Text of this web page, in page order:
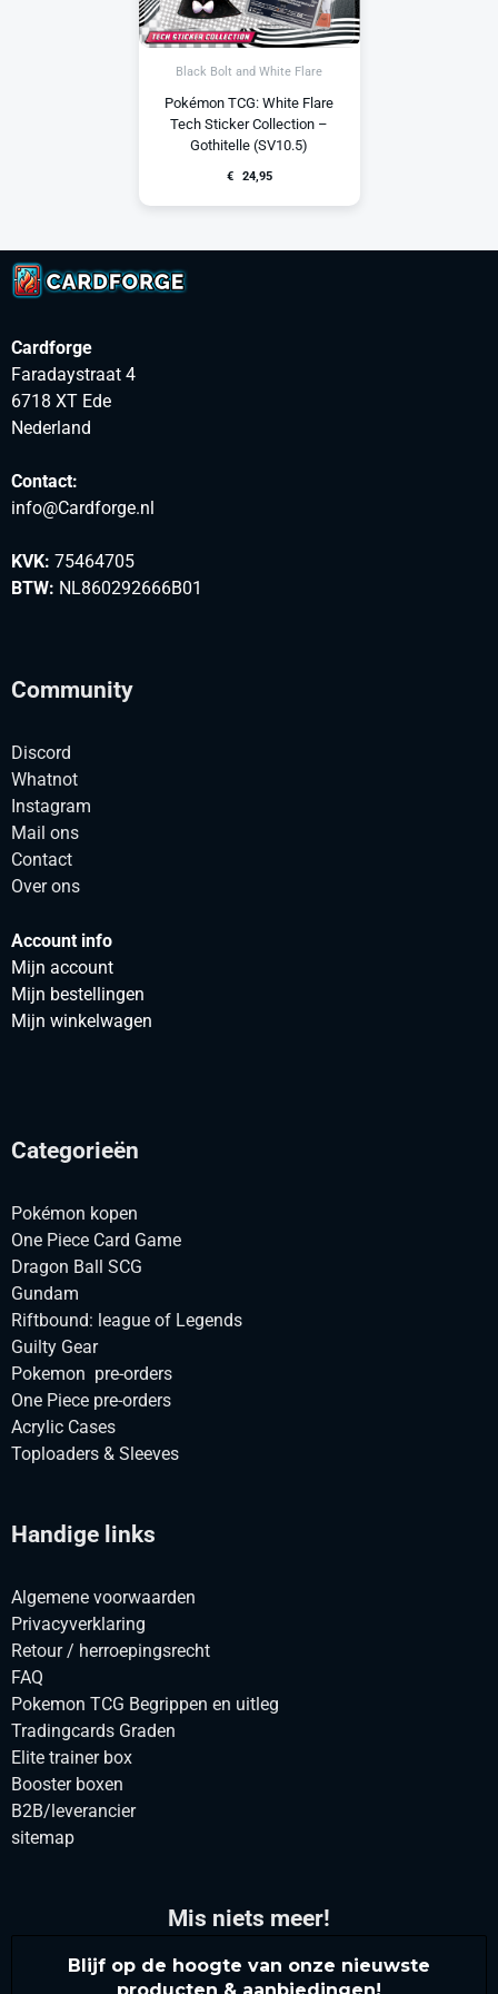
Black Bolt and White Flare
Pokémon TCG: White Flare
Tech Sticker Collection –
Gothitelle (SV10.5)
€ 24,95
Cardforge
Faradaystraat 4
6718 XT Ede
Nederland
Contact:
info@Cardforge.nl
KVK: 75464705
BTW: NL860292666B01
Community
Discord
Whatnot
Instagram
Mail ons
Contact
Over ons
Account info
Mijn account
Mijn bestellingen
Mijn winkelwagen
Categorieën
Pokémon kopen
One Piece Card Game
Dragon Ball SCG
Gundam
Riftbound: league of Legends
Guilty Gear
Pokemon pre-orders
One Piece pre-orders
Acrylic Cases
Toploaders & Sleeves
Handige links
Algemene voorwaarden
Privacyverklaring
Retour / herroepingsrecht
FAQ
Pokemon TCG Begrippen en uitleg
Tradingcards Graden
Elite trainer box
Booster boxen
B2B/leverancier
sitemap
Mis niets meer!
Blijf op de hoogte van onze nieuwste